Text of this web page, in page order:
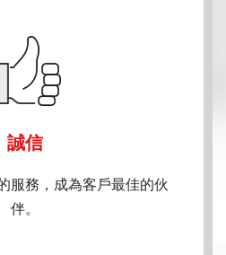
誠信
服務，成為客戶最佳的伙
伴。